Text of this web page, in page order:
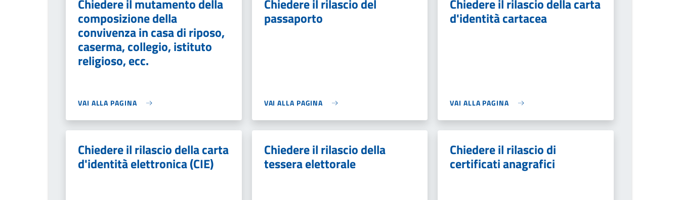
Chiedere il mutamento della
composizione della
convivenza in casa di riposo,
caserma, collegio, istituto
religioso, ecc.
VAI ALLA PAGINA
Chiedere il rilascio del
passaporto
VAI ALLA PAGINA
Chiedere il rilascio della carta
d'identità cartacea
VAI ALLA PAGINA
Chiedere il rilascio della carta
d'identità elettronica (CIE)
Chiedere il rilascio della
tessera elettorale
Chiedere il rilascio di
certificati anagrafici